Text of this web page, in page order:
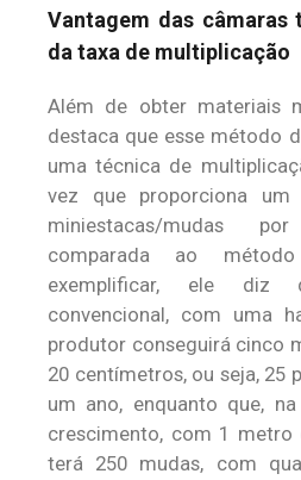
Vantagem das câmaras
da taxa de multiplicação
Além de obter materiais
destaca que esse método
uma técnica de
vez que proporciona um
miniestacas/mudas
comparada ao
exemplificar, ele diz
convencional, com uma
produtor conseguirá cinco
20 centímetros, ou seja, 25
um ano, enquanto que,
crescimento, com 1
terá 250 mudas, com